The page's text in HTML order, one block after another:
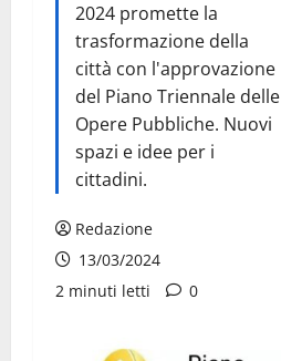
2024 promette la
trasformazione della
città con l'approvazione
del Piano Triennale delle
Opere Pubbliche. Nuovi
spazi e idee per i
cittadini.
Redazione
13/03/2024
2 minuti letti
0